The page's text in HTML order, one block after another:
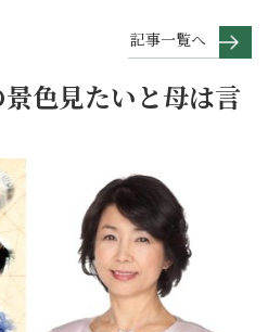
記事一覧へ
色見たいと母は言